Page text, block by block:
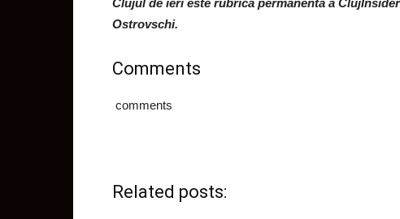
Clujul de ieri este rubrică permanentă a
Ostrovschi.
Comments
comments
Related posts: